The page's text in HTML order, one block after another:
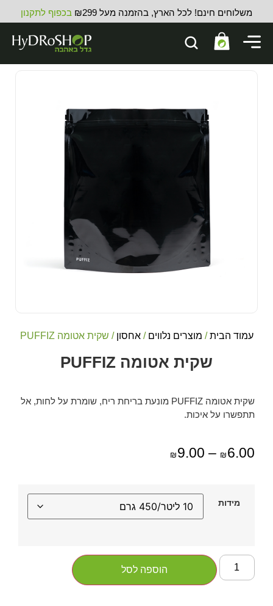
משלוחים חינם! לכל הארץ, בהזמנה מעל ₪299 בכפוף לתקנון
עמוד הבית/ מוצרים נלווים /אחסון / שקית אטומה PUFFIZ
שקית אטומה PUFFIZ
שקית אטומה PUFFIZ מונעת בריחת ריח, שומרת על לחות, אל
תתפשרו על איכות.
₪ 6.00
–
₪ 9.00
מידות
הוספה לסל